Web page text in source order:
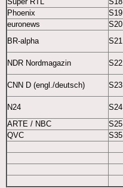
Phoenix
S19
euronews
S20
BR-alpha
S21
NDR Nordmagazin S22
CNN D (engl./deutsch) S23
N24 S24
ARTE / NBC
S25
QVC
S35